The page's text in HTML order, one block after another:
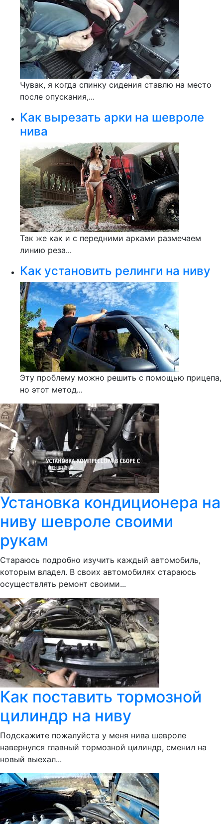
Чувак, я когда спинку сидения ставлю на место
после опускания,...
Как вырезать арки на шевроле
нива
Так же как и с передними арками размечаем
линию реза...
Как установить релинги на ниву
Эту проблему можно решить с помощью прицепа,
но этот метод...
Установка кондиционера на
ниву шевроле своими
рукам
Стараюсь подробно изучить каждый автомобиль,
которым владел. В своих автомобилях стараюсь
осуществлять ремонт своими...
Как поставить тормозной
цилиндр на ниву
Подскажите пожалуйста у меня нива шевроле
навернулся главный тормозной цилиндр, сменил на
новый выехал...